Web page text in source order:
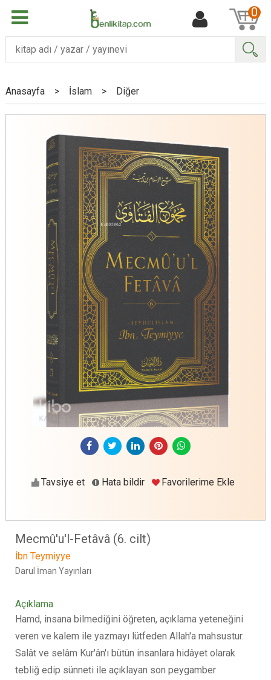
0
Anasayfa > İslam > Diğer
Tavsiye et Hata bildir Favorilerime Ekle
Mecmû'u'l-Fetâvâ (6. cilt)
İbn Teymiyye
Darul İman Yayınları
Açıklama
Hamd, insana bilmediğini öğreten, açıklama yeteneğini
veren ve kalem ile yazmayı lütfeden Allah'a mahsustur.
Salât ve selâm Kur'ân'ı bütün insanlara hidâyet olarak
tebliğ edip sünneti ile açıklayan son peygamber